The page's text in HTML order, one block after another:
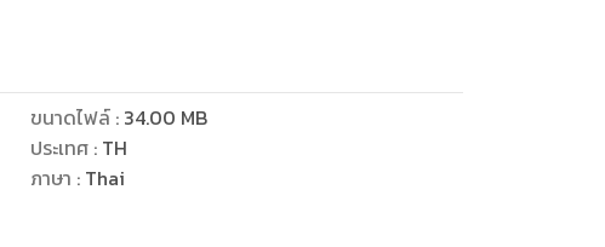
ขนาดไฟล์: 34.00 MB
ประเทศ : TH
ภาษา : Thai